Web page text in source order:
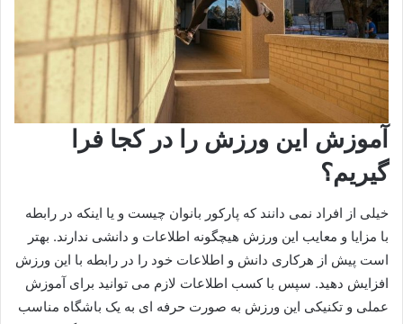
آموزش این ورزش را در کجا فرا
گیریم؟
خیلی از افراد نمی دانند که پارکور بانوان چیست و یا اینکه در رابطه
با مزایا و معایب این ورزش هیچگونه اطلاعات و دانشی ندارند. بهتر
است پیش از هرکاری دانش و اطلاعات خود را در رابطه با این ورزش
افزایش دهید. سپس با کسب اطلاعات لازم می توانید برای آموزش
عملی و تکنیکی این ورزش به صورت حرفه ای به یک باشگاه مناسب